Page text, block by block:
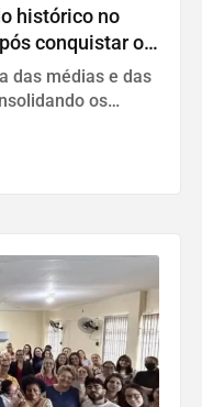
histórico no
conquistar o
das médias e das
os
pública